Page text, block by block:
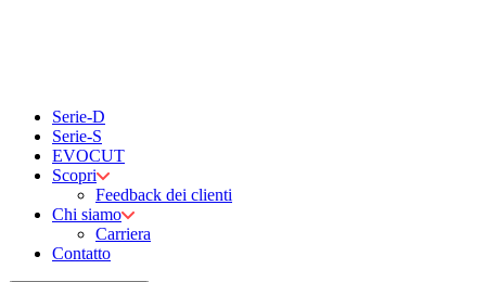
Serie-D
Serie-S
EVOCUT
Scopri
Feedback dei clienti
Chi siamo
Carriera
Contatto